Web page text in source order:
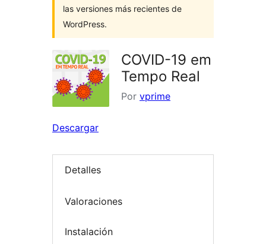
las versiones más recientes de
WordPress.
COVID-19 em
Tempo Real
Por vprime
Descargar
Detalles
Valoraciones
Instalación